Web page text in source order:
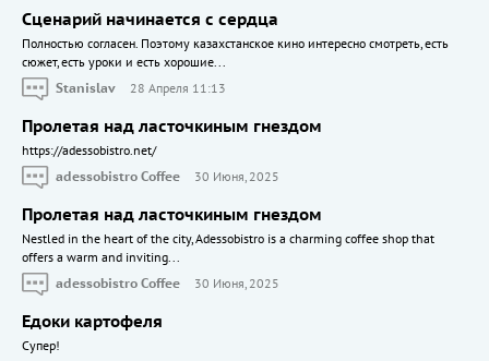
Сценарий начинается с сердца
Полностью согласен. Поэтому казахстанское кино интересно смотреть, есть
сюжет, есть уроки и есть хорошие...
Stanislav
28 Апреля 11:13
Пролетая над ласточкиным гнездом
https://adessobistro.net/
adessobistro Coffee
30 Июня, 2025
Пролетая над ласточкиным гнездом
Nestled in the heart of the city, Adessobistro is a charming coffee shop that
offers a warm and inviting...
adessobistro Coffee
30 Июня, 2025
Едоки картофеля
Cупер!